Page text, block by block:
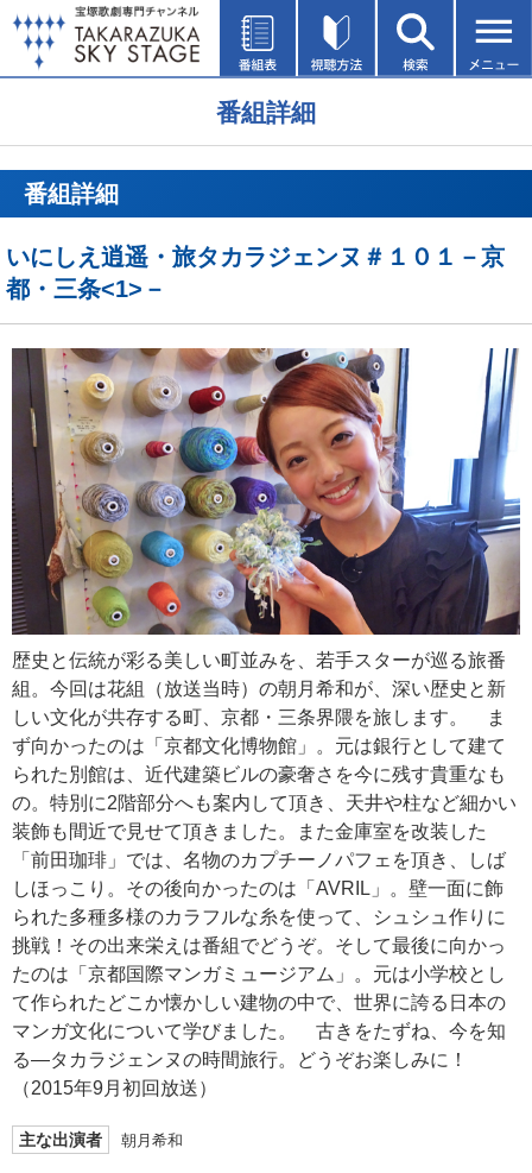
番組詳細
番組詳細
いにしえ逍遥・旅タカラジェンヌ＃１０１－京
都・三条<1>－
歴史と伝統が彩る美しい町並みを、若手スターが巡る旅番
組。今回は花組（放送当時）の朝月希和が、深い歴史と新
しい文化が共存する町、京都・三条界隈を旅します。 ま
ず向かったのは「京都文化博物館」。元は銀行として建て
られた別館は、近代建築ビルの豪奢さを今に残す貴重なも
の。特別に2階部分へも案内して頂き、天井や柱など細かい
装飾も間近で見せて頂きました。また金庫室を改装した
「前田珈琲」では、名物のカプチーノパフェを頂き、しば
しほっこり。その後向かったのは「AVRIL」。壁一面に飾
られた多種多様のカラフルな糸を使って、シュシュ作りに
挑戦！その出来栄えは番組でどうぞ。そして最後に向かっ
たのは「京都国際マンガミュージアム」。元は小学校とし
て作られたどこか懐かしい建物の中で、世界に誇る日本の
マンガ文化について学びました。 古きをたずね、今を知
る―タカラジェンヌの時間旅行。どうぞお楽しみに！
（2015年9月初回放送）
主な出演者 朝月希和